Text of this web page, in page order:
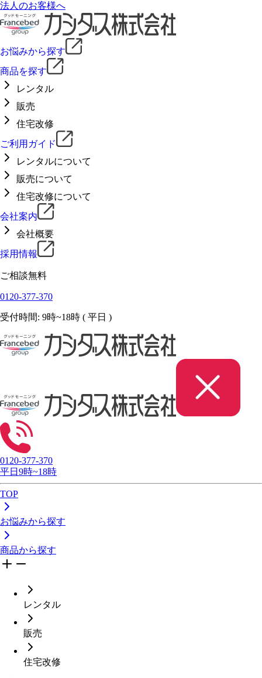
法人のお客様へ
お悩みから探す
商品を探す
レンタル
販売
住宅改修
ご利用ガイド
レンタルについて
販売について
住宅改修について
会社案内
会社概要
採用情報
ご相談無料
0120-377-370
受付時間: 9時~18時 ( 平日 )
0120-377-370
平日9時~18時
TOP
お悩みから探す
商品から探す
レンタル
販売
住宅改修